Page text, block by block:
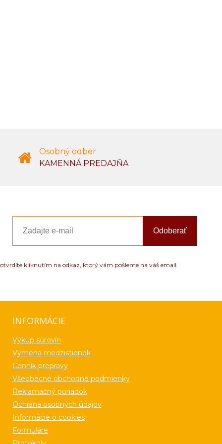
Osobný odber
KAMENNÁ PREDAJŇA
Odoberať
kliknutím na odkaz, ktorý vám pošleme na váš email.
INFORMÁCIE
Výkup surovín
Výmena medzistienok
Cenník prepravy
Všeobecné obchodné podmienky
Reklamačný poriadok
Ochrana osobných údajov
Informácie o cookies
Formuláre